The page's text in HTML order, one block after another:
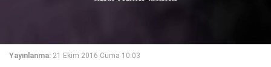
Yayınlanma: 21 Ekim 2016 Cuma 10:03